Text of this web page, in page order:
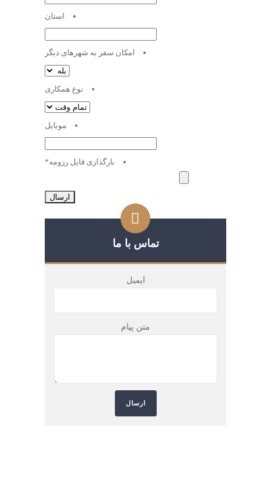
استان
امکان سفر به شهرهای دیگر
نوع همکاری
موبایل
بارگذاری فایل رزومه*
تماس با ما
ایمیل
متن پیام